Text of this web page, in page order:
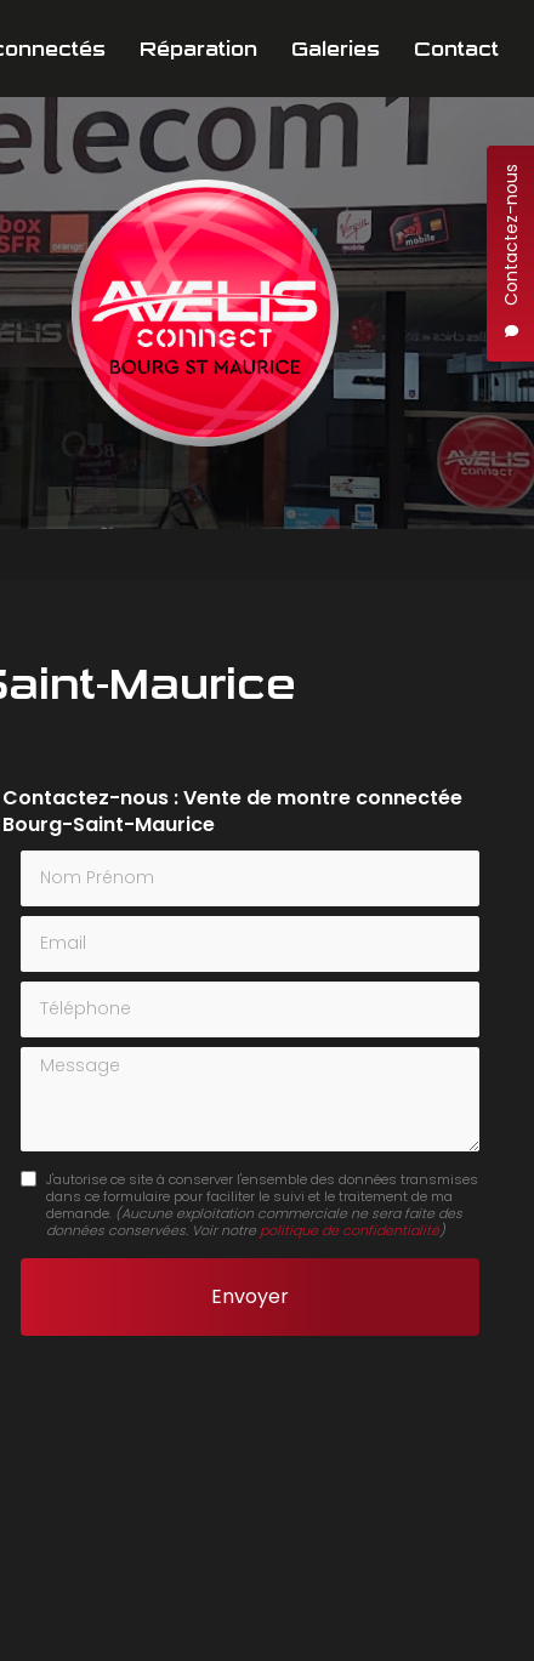
Contactez-nous
Réparation Galeries Contact
Maurice
Contactez-nous : Vente de montre connectée
Bourg-Saint-Maurice
Nom Prénom
Email
Téléphone
Message
J'autorise ce site à conserver l'ensemble des données transmises
dans ce formulaire pour faciliter le suivi et le traitement de ma
demande. (Aucune exploitation commerciale ne sera faite des
données conservées. Voir notre politique de confidentialité)